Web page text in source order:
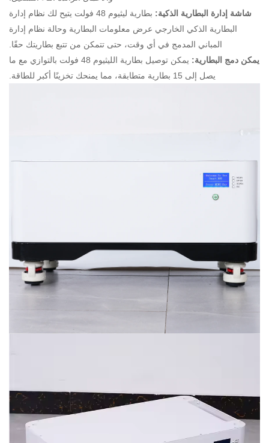
شاشة إدارة البطارية الذكية:
بطارية ليثيوم 48 فولت يتيح لك نظام إدارة
البطارية الذكي الخارجي عرض معلومات البطارية وحالة نظام إدارة
المباني المدمج في أي وقت، حتى تتمكن من تتبع بطاريتك حقًا.
يمكن دمج البطارية:
يمكن توصيل بطارية الليثيوم 48 فولت بالتوازي مع ما
يصل إلى 15 بطارية متطابقة، مما يمنحك تخزينًا أكبر للطاقة.